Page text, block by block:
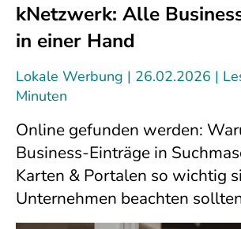
kNetzwerk: Alle
in einer Hand
Lokale Werbung 26.02.2026
Minuten
Online gefunden werden:
Business-Einträge in
Karten & Portalen so wichtig
Unternehmen beachten